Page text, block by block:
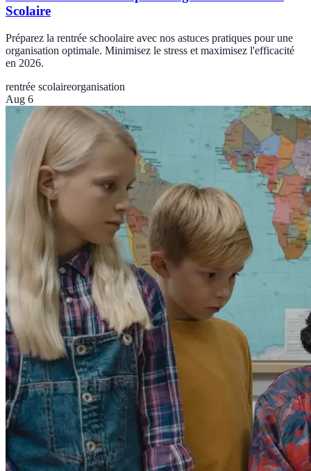
Scolaire
Préparez la rentrée schoolaire avec nos astuces pratiques pour une
organisation optimale. Minimisez le stress et maximisez l'efficacité
en 2026.
rentrée scolaireorganisation
Aug 6